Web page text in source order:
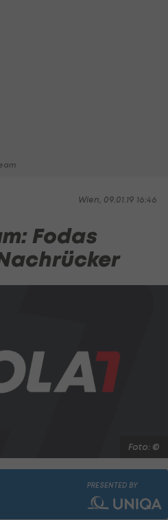
Wien, 09.01.19 16:46
Fodas
Foto: ©
PRESENTED BY